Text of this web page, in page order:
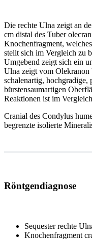
Die rechte Ulna zeigt an
cm distal des Tuber
Knochenfragment,
stellt sich im Vergleich zu
Umgebend zeigt sich ein
Ulna zeigt vom Olekranon
schalenartig, hochgradige,
bürstensaumartigen
Reaktionen ist im
Cranial des Condylus
begrenzte isolierte
Röntgendiagnose
Sequester rechte
Knochenfragment